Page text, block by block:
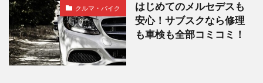
クルマ・バイク
はじめてのメルセデスも
安心！サブスクなら修理
も車検も全部コミコミ！